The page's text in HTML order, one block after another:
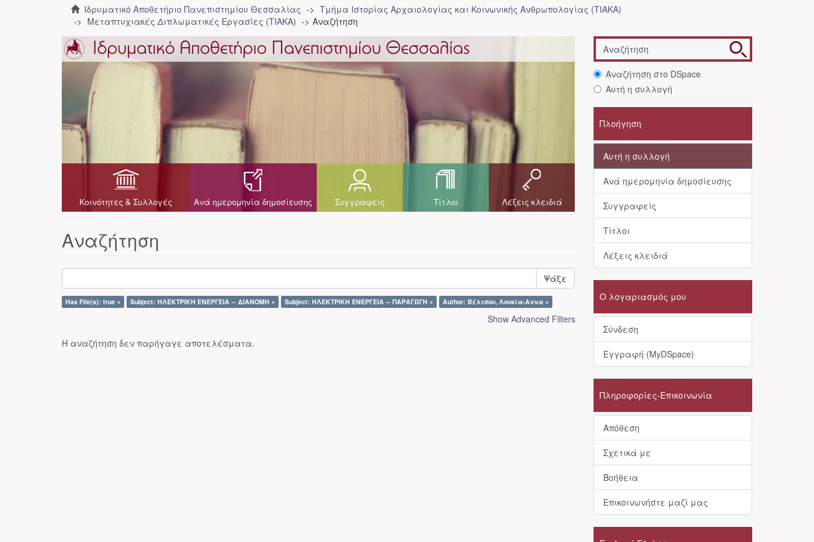
Ιδρυματικό Αποθετήριο Πανεπιστημίου Θεσσαλίας
Τμήμα Ιστορίας Αρχαιολογίας και Κοινωνικής Ανθρωπολογίας (ΤΙΑΚΑ)
Μεταπτυχιακές Διπλωματικές Εργασίες (ΤΙΑΚΑ)
Αναζήτηση
Κοινότητες & Συλλογές Ανά ημερομηνία δημοσίευσης Συγγραφείς Τίτλοι Λέξεις κλειδιά
Αναζήτηση
Ψάξε
Has File(s): true × Subject: ΗΛΕΚΤΡΙΚΗ ΕΝΕΡΓΕΙΑ -- ΔΙΑΝΟΜΗ × Subject: ΗΛΕΚΤΡΙΚΗ ΕΝΕΡΓΕΙΑ -- ΠΑΡΑΓΩΓΗ × Author: Βέλτσου, Λουκία-Αννα ×
Show Advanced Filters
Η αναζήτηση δεν παρήγαγε αποτελέσματα.
Αναζήτηση στο DSpace
Αυτή η συλλογή
Πλοήγηση
Αυτή η συλλογή
Ανά ημερομηνία δημοσίευσης
Συγγραφείς
Τίτλοι
Λέξεις κλειδιά
Ο λογαριασμός μου
Σύνδεση
Εγγραφή (MyDSpace)
Πληροφορίες-Επικοινωνία
Απόθεση
Σχετικά με
Βοήθεια
Επικοινωνήστε μαζί μας